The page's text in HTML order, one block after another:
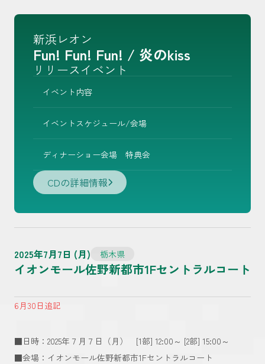
新浜レオン
Fun! Fun! Fun! / 炎のkiss
リリースイベント
イベント内容
イベントスケジュール/会場
ディナーショー会場 特典会
CDの詳細情報
2025年7月7日 (月) 栃木県
イオンモール佐野新都市1Fセントラルコート
6月30日追記
■日時：2025年７月７日（月） [1部] 12:00～ [2部] 15:00～
■会場：イオンモール佐野新都市1Fセントラルコート